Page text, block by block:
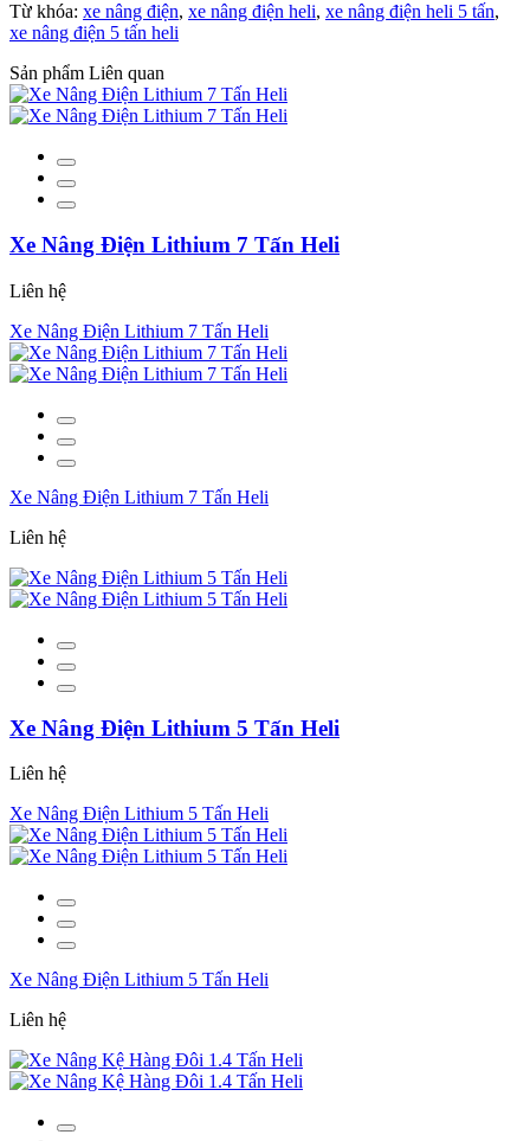
Từ khóa: xe nâng điện, xe nâng điện heli, xe nâng điện heli 5 tấn,
xe nâng điện 5 tấn heli
Sản phẩm Liên quan
Xe Nâng Điện Lithium 7 Tấn Heli
Liên hệ
Xe Nâng Điện Lithium 7 Tấn Heli
Xe Nâng Điện Lithium 7 Tấn Heli
Liên hệ
Xe Nâng Điện Lithium 5 Tấn Heli
Liên hệ
Xe Nâng Điện Lithium 5 Tấn Heli
Xe Nâng Điện Lithium 5 Tấn Heli
Liên hệ